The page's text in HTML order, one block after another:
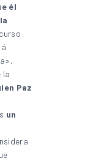
él
la
Paz
un